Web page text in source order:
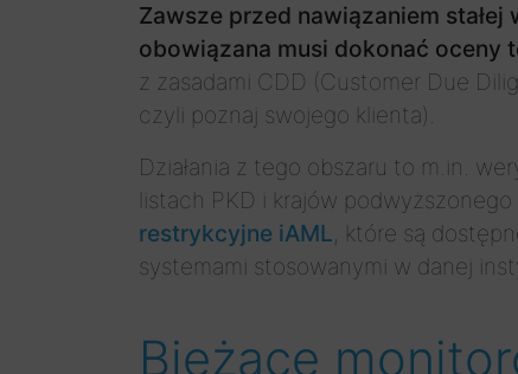
Zawsze przed nawiązaniem
obowiązana musi dokonać oceny
z zasadami CDD (Customer Due
czyli poznaj swojego klienta).
Działania z tego obszaru to m.in.
listach PKD i krajów
restrykcyjne iAML, które są
systemami stosowanymi w danej
Bieżące